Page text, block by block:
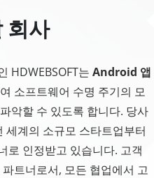
사
HDWEBSOFT는 Android 앱
소프트웨어 수명 주기의 모
악할 수 있도록 합니다. 당사
세계의 소규모 스타트업부터
로 인정받고 있습니다. 고객
트너로서, 모든 협업에서 고